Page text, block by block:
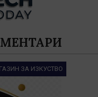
ЗА ИЗКУСТВО